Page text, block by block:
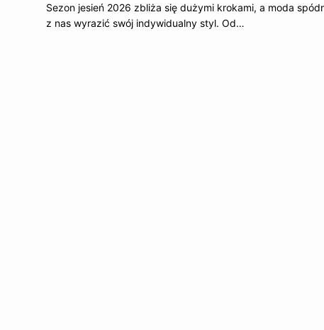
Sezon jesień 2026 zbliża się dużymi krokami, a moda
z nas wyrazić swój indywidualny styl. Od…